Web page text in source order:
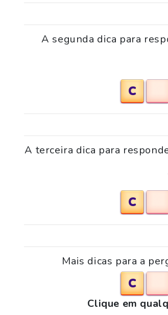
A segunda dica para
C
A terceira dica para
C
Mais dicas para a
C
Clique em